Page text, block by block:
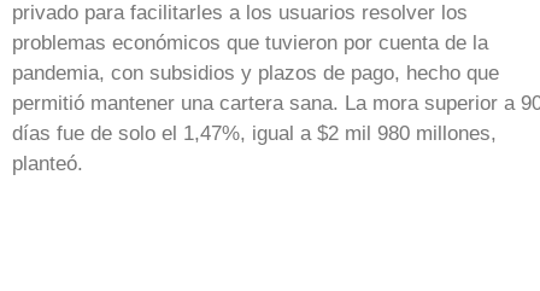
privado para facilitarles a los usuarios resolver los
problemas económicos que tuvieron por cuenta de la
pandemia, con subsidios y plazos de pago, hecho que
permitió mantener una cartera sana. La mora superior a
días fue de solo el 1,47%, igual a $2 mil 980 millones,
planteó.